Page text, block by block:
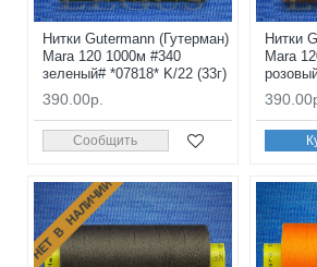
Нитки Gutermann (Гутерман)
Mara 120 1000м #340
зеленый# *07818* K/22 (33г)
390.00р.
Сообщить
Нитки
Mara
НЕТ В НАЛИЧИИ